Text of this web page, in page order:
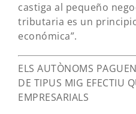
castiga al pequeño
tributaria es un
económica”.
ELS AUTÒNOMS
DE TIPUS MIG EFECTIU
EMPRESARIALS